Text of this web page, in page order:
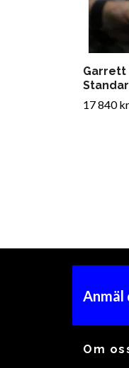
Garrett
17 840 kr
Anmäl
Om